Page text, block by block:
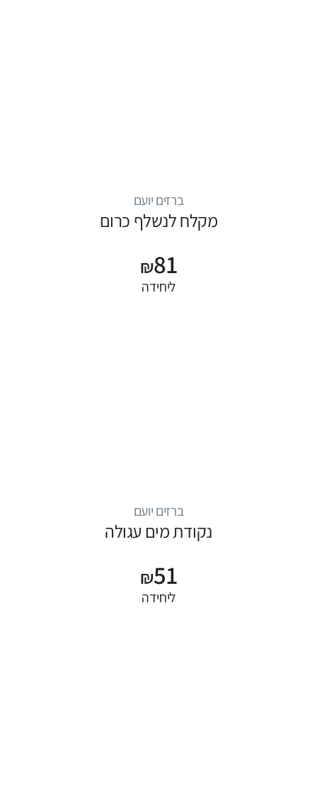
ברזים יועם
מקלח לנשלף כרום
₪81
ליחידה
ברזים יועם
נקודת מים עגולה
₪51
ליחידה